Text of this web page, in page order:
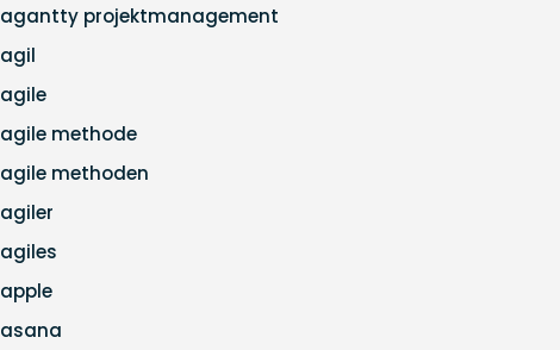
agantty projektmanagement
agil
agile
agile methode
agile methoden
agiler
agiles
apple
asana